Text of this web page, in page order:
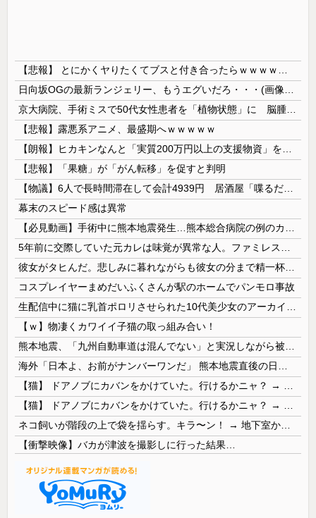
【悲報】露悪系アニメ、最盛期へｗｗｗｗｗ
【悲報】「果糖」が「がん転移」を促すと判明
幕末のスピード感は異常
コスプレイヤーまめだいふくさんが駅のホームでパンモロ事故
【ｗ】物凄くカワイイ子猫の取っ組み合い！
【衝撃映像】バカが津波を撮影しに行った結果…